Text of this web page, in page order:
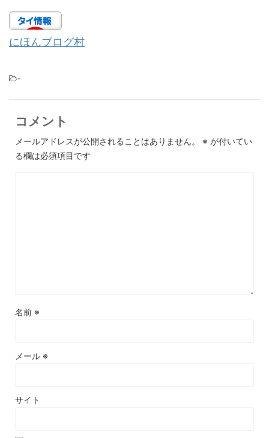
にほんブログ村
-
コメント
メールアドレスが公開されることはありません。 ※ が付いてい
る欄は必須項目です
名前 ※
メール ※
サイト